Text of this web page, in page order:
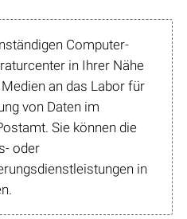
Computer-
in Ihrer Nähe
Medien an das Labor für
von Daten im
Sie können die
oder
in